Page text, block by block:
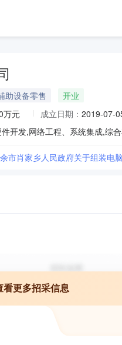
助设备零售
开业
万元 成立日期： 2019-07-
市肖家乡人民政府关于组装电
看更多招采信息